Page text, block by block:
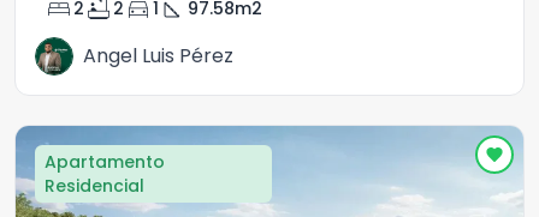
bed 2 bathtub 2 directions_car 1 square_foot 97.58m2
Angel Luis Pérez
Apartamento
Residencial